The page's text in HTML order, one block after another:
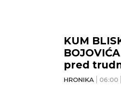
HRONIKA 06:00
KUM
pred